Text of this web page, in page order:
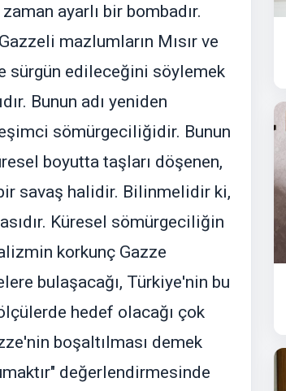
ayarlı bir bombadır.
mazlumların Mısır ve
sürgün edileceğini söylemek
Bunun adı yeniden
sömürgeciliğidir. Bunun
boyutta taşları döşenen,
savaş halidir. Bilinmelidir ki,
Küresel sömürgeciliğin
korkunç Gazze
bulaşacağı, Türkiye'nin bu
hedef olacağı çok
boşaltılması demek
değerlendirmesinde